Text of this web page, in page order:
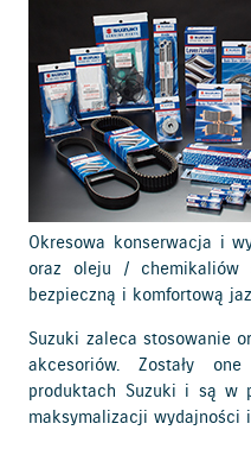
Okresowa konserwacja i
oraz oleju / chemikaliów
bezpieczną i komfortową
Suzuki zaleca stosowanie
akcesoriów. Zostały
produktach Suzuki i są w
maksymalizacji wydajności